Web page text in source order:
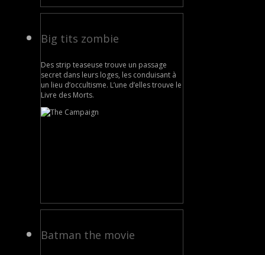
Big tits zombie
Des strip teaseuse trouve un passage
secret dans leurs loges, les conduisant à
un lieu d’occultisme. L’une d’elles trouve le
Livre des Morts.
Batman the movie